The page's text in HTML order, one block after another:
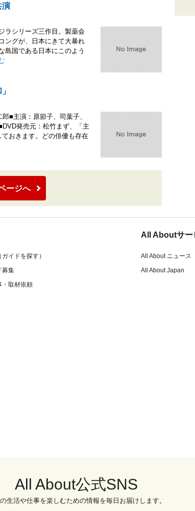
演
ラシリーズ三作目。製薬会
ングが、日本にきて大暴れ
島国である日本にこのよう
■主演：原節子、司葉子、
発売元：松竹まず、「主
おきます。どの俳優も存在
ージへ
イドを探す）
募集
・取材依頼
All Aboutサー
All About ニュース
All About Japan
All About公式SNS
生活や仕事を楽しむための情報を毎日お届けします。